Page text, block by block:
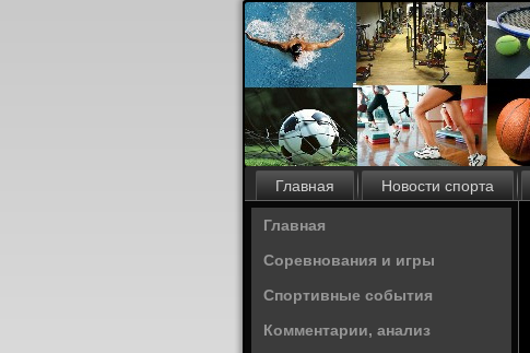
Главная Новости спорта
Главная
Соревнования и игры
Спортивные события
Комментарии, анализ